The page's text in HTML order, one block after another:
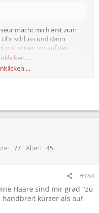
macht mich erst zum
schluss und dann
mit rotem Iro auf der
und frische
77 Alter
45
#184
Haare sind mir grad "zu
kürzer als auf